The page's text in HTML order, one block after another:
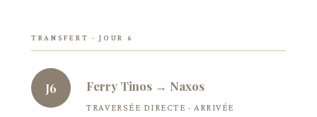
TRANSFERT · JOUR 6
J6 Ferry Tinos → Naxos
TRAVERSÉE DIRECTE · ARRIVÉE